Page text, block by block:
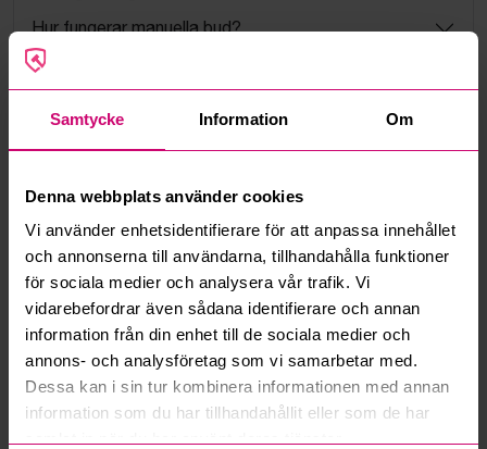
Samtycke Information Om
Denna webbplats använder cookies
Vi använder enhetsidentifierare för att anpassa innehållet
och annonserna till användarna, tillhandahålla funktioner
för sociala medier och analysera vår trafik. Vi
vidarebefordrar även sådana identifierare och annan
information från din enhet till de sociala medier och
annons- och analysföretag som vi samarbetar med.
Dessa kan i sin tur kombinera informationen med annan
information som du har tillhandahållit eller som de har
Hur fungerar manuella bud?
Vad innebär serviceavgift?
Hur fungerar maxbud?
Hur fungerar budmotorn?
Kan jag ångra ett bud?
Kan ni frakta mina vunna objekt?
Läs fler frågor och svar